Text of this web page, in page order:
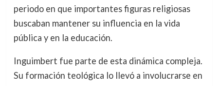
periodo en que importantes figuras religiosas
buscaban mantener su influencia en la vida
pública y en la educación.
Inguimbert fue parte de esta dinámica compleja.
Su formación teológica lo llevó a involucrarse en